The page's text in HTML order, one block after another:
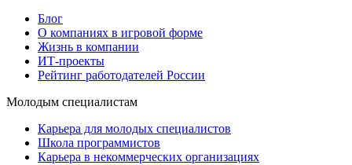
Блог
О компаниях в игровой форме
Жизнь в компании
ИТ-проекты
Рейтинг работодателей России
Молодым специалистам
Карьера для молодых специалистов
Школа программистов
Карьера в некоммерческих организациях